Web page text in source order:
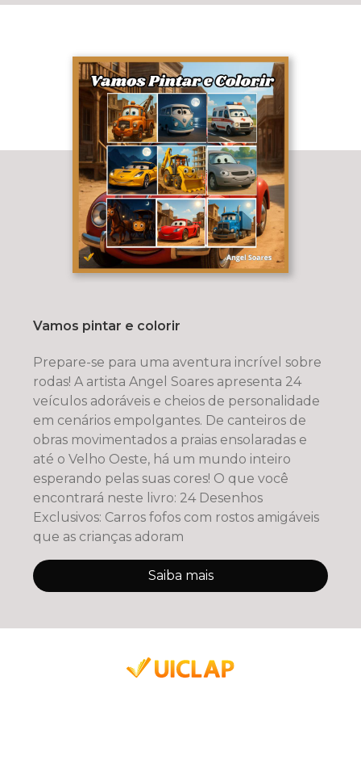
Vamos pintar e colorir
Prepare-se para uma aventura incrível sobre
rodas! A artista Angel Soares apresenta 24
veículos adoráveis e cheios de personalidade
em cenários empolgantes. De canteiros de
obras movimentados a praias ensolaradas e
até o Velho Oeste, há um mundo inteiro
esperando pelas suas cores! O que você
encontrará neste livro: 24 Desenhos
Exclusivos: Carros fofos com rostos amigáveis
que as crianças adoram
Saiba mais